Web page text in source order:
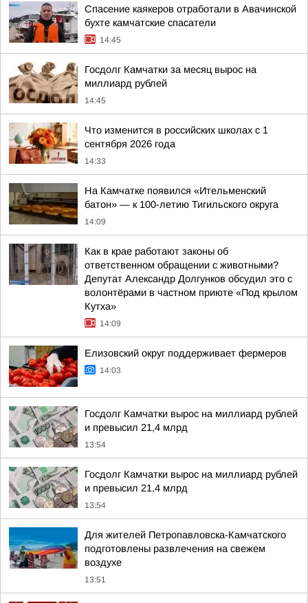
Спасение каякеров отработали в Авачинской
бухте камчатские спасатели
14:45
Госдолг Камчатки за месяц вырос на
миллиард рублей
14:45
Что изменится в российских школах с 1
сентября 2026 года
14:33
На Камчатке появился «Ительменский
батон» — к 100-летию Тигильского округа
14:09
Как в крае работают законы об
ответственном обращении с животными?
Депутат Александр Долгунков обсудил это с
волонтёрами в частном приюте «Под крылом
Кутха»
14:09
Елизовский округ поддерживает фермеров
14:03
Госдолг Камчатки вырос на миллиард рублей
и превысил 21,4 млрд
13:54
Госдолг Камчатки вырос на миллиард рублей
и превысил 21,4 млрд
13:54
Для жителей Петропавловска-Камчатского
подготовлены развлечения на свежем
воздухе
13:51